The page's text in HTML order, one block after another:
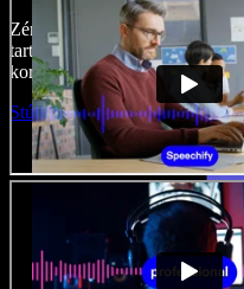
Zéró tanulási görbével, és
tartalomgyártók maguk
korlátokat, és életre
Stúdió indítása